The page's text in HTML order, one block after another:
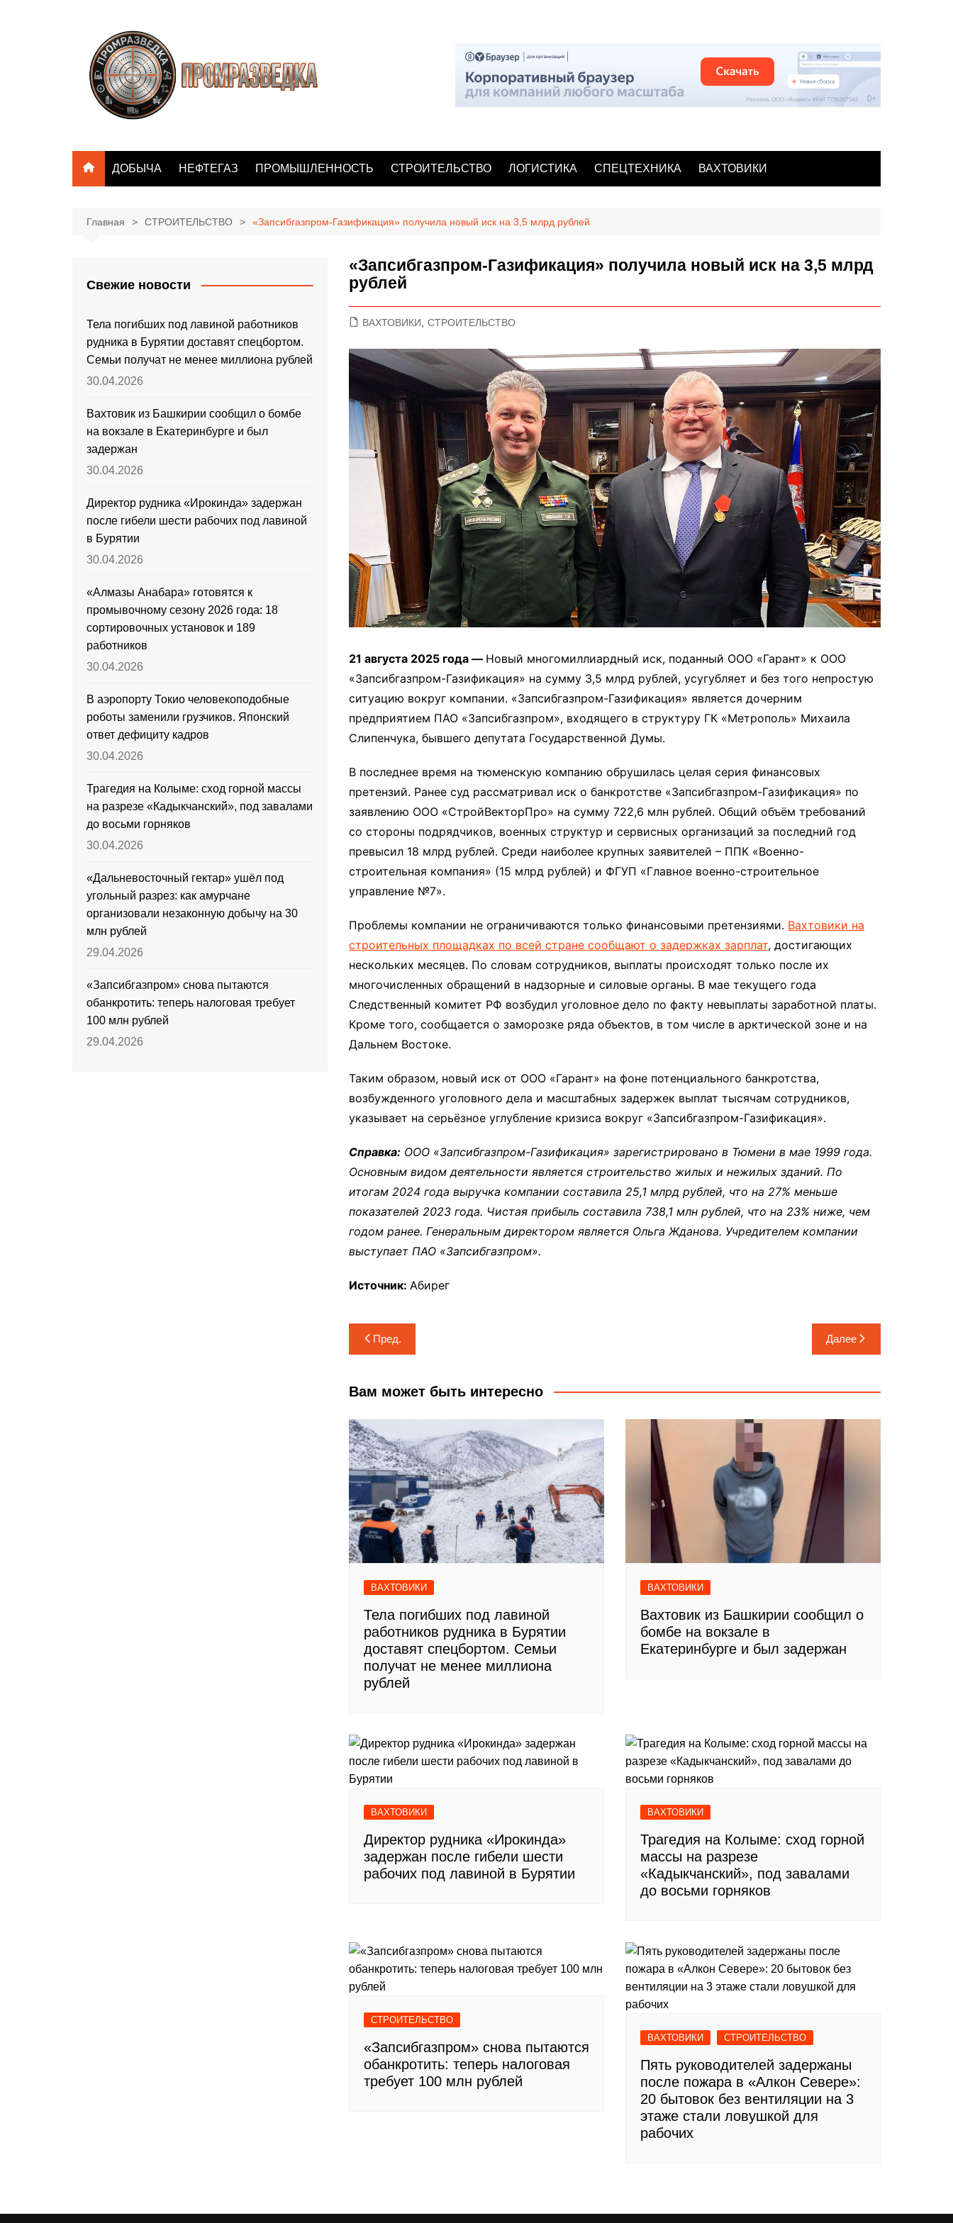
ДОБЫЧА НЕФТЕГАЗ ПРОМЫШЛЕННОСТЬ СТРОИТЕЛЬСТВО ЛОГИСТИКА СПЕЦТЕХНИКА ВАХТОВИКИ
Главная СТРОИТЕЛЬСТВО «Запсибгазпром-Газификация» получила новый иск на 3,5 млрд рублей
«Запсибгазпром-Газификация» получила новый иск на 3,5 млрд
рублей
ВАХТОВИКИ СТРОИТЕЛЬСТВО
21 августа 2025 года — Новый многомиллиардный иск, поданный ООО «Гарант» к ООО
«Запсибгазпром-Газификация» на сумму 3,5 млрд рублей, усугубляет и без того непростую
ситуацию вокруг компании. «Запсибгазпром-Газификация» является дочерним
предприятием ПАО «Запсибгазпром», входящего в структуру ГК «Метрополь» Михаила
Слипенчука, бывшего депутата Государственной Думы.
В последнее время на тюменскую компанию обрушилась целая серия финансовых
претензий. Ранее суд рассматривал иск о банкротстве «Запсибгазпром-Газификация» по
заявлению ООО «СтройВекторПро» на сумму 722,6 млн рублей. Общий объём требований
со стороны подрядчиков, военных структур и сервисных организаций за последний год
превысил 18 млрд рублей. Среди наиболее крупных заявителей – ППК «Военно-
строительная компания» (15 млрд рублей) и ФГУП «Главное военно-строительное
управление №7».
Проблемы компании не ограничиваются только финансовыми претензиями. Вахтовики на
строительных площадках по всей стране сообщают о задержках зарплат, достигающих
нескольких месяцев. По словам сотрудников, выплаты происходят только после их
многочисленных обращений в надзорные и силовые органы. В мае текущего года
Следственный комитет РФ возбудил уголовное дело по факту невыплаты заработной платы.
Кроме того, сообщается о заморозке ряда объектов, в том числе в арктической зоне и на
Дальнем Востоке.
Таким образом, новый иск от ООО «Гарант» на фоне потенциального банкротства,
возбужденного уголовного дела и масштабных задержек выплат тысячам сотрудников,
указывает на серьёзное углубление кризиса вокруг «Запсибгазпром-Газификация».
Справка: ООО «Запсибгазпром-Газификация» зарегистрировано в Тюмени в мае 1999 года.
Основным видом деятельности является строительство жилых и нежилых зданий. По
итогам 2024 года выручка компании составила 25,1 млрд рублей, что на 27% меньше
показателей 2023 года. Чистая прибыль составила 738,1 млн рублей, что на 23% ниже, чем
годом ранее. Генеральным директором является Ольга Жданова. Учредителем компании
выступает ПАО «Запсибгазпром».
Источник: Абирег
Навигация
по
записям
Пред. Далее
Вам может быть интересно
ВАХТОВИКИ
Тела погибших под лавиной
работников рудника в Бурятии
доставят спецбортом. Семьи
получат не менее миллиона
рублей
ВАХТОВИКИ
Вахтовик из Башкирии сообщил о
бомбе на вокзале в
Екатеринбурге и был задержан
ВАХТОВИКИ
Директор рудника «Ирокинда»
задержан после гибели шести
рабочих под лавиной в Бурятии
ВАХТОВИКИ
Трагедия на Колыме: сход горной
массы на разрезе
«Кадыкчанский», под завалами
до восьми горняков
СТРОИТЕЛЬСТВО
«Запсибгазпром» снова пытаются
обанкротить: теперь налоговая
требует 100 млн рублей
ВАХТОВИКИ СТРОИТЕЛЬСТВО
Пять руководителей задержаны
после пожара в «Алкон Севере»:
20 бытовок без вентиляции на 3
этаже стали ловушкой для
рабочих
Свежие новости
Тела погибших под лавиной работников
рудника в Бурятии доставят спецбортом.
Семьи получат не менее миллиона рублей
30.04.2026
Вахтовик из Башкирии сообщил о бомбе
на вокзале в Екатеринбурге и был
задержан
30.04.2026
Директор рудника «Ирокинда» задержан
после гибели шести рабочих под лавиной
в Бурятии
30.04.2026
«Алмазы Анабара» готовятся к
промывочному сезону 2026 года: 18
сортировочных установок и 189
работников
30.04.2026
В аэропорту Токио человекоподобные
роботы заменили грузчиков. Японский
ответ дефициту кадров
30.04.2026
Трагедия на Колыме: сход горной массы
на разрезе «Кадыкчанский», под завалами
до восьми горняков
30.04.2026
«Дальневосточный гектар» ушёл под
угольный разрез: как амурчане
организовали незаконную добычу на 30
млн рублей
29.04.2026
«Запсибгазпром» снова пытаются
обанкротить: теперь налоговая требует
100 млн рублей
29.04.2026